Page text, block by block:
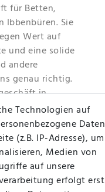
für Betten,
Ibbenbüren. Sie
Wert auf
und eine solide
andere
genau richtig.
in
Technologien auf
Daten
(z.B. IP-Adresse), um
Medien von
auf unsere
erfolgt erst